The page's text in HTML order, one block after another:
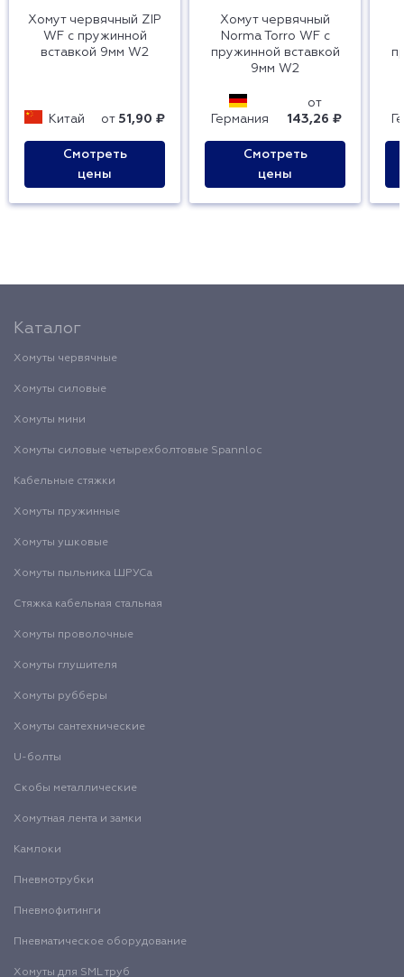
Хомут червячный ZIP
WF с пружинной
вставкой 9мм W2
Китай от 51,90 ₽
Смотреть
цены
Хомут червячный
Norma Torro WF с
пружинной вставкой
9мм W2
Германия
от
143,26 ₽
Смотреть
цены
Каталог
Хомуты червячные
Хомуты силовые
Хомуты мини
Хомуты силовые четырехболтовые Spannloc
Кабельные стяжки
Хомуты пружинные
Хомуты ушковые
Хомуты пыльника ШРУСа
Стяжка кабельная стальная
Хомуты проволочные
Хомуты глушителя
Хомуты рубберы
Хомуты сантехнические
U-болты
Скобы металлические
Хомутная лента и замки
Камлоки
Пневмотрубки
Пневмофитинги
Пневматическое оборудование
Хомуты для SML труб